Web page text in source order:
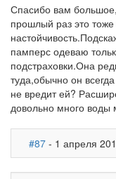
Спасибо вам
прошлый раз это
памперс одеваю
подстраховки.Она
туда,обычно он
не вредит ей?
довольно много воды
#87 - 1 апреля